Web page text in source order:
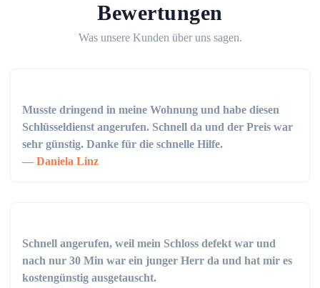
Bewertungen
Was unsere Kunden über uns sagen.
Musste dringend in meine Wohnung und habe diesen
Schlüsseldienst angerufen. Schnell da und der Preis war
sehr günstig. Danke für die schnelle Hilfe.
Daniela Linz
Schnell angerufen, weil mein Schloss defekt war und
nach nur 30 Min war ein junger Herr da und hat mir es
kostengünstig ausgetauscht.